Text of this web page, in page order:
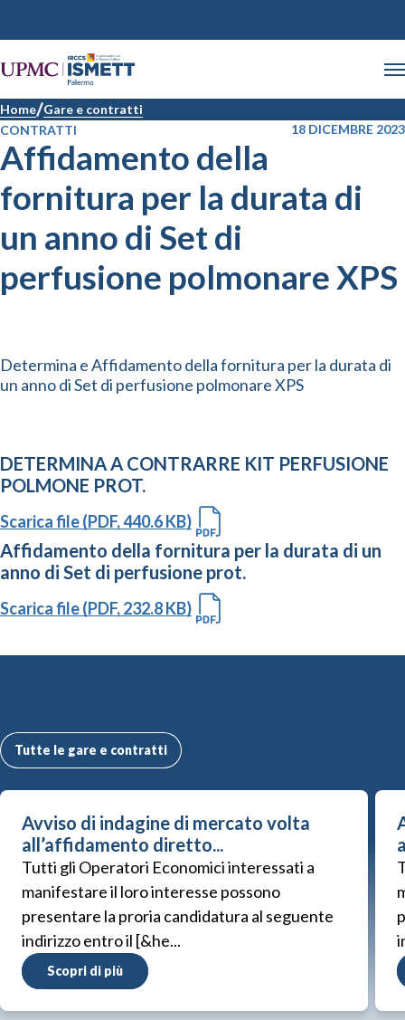
Home Gare e contratti
CONTRATTI
18 DICEMBRE 2023
Affidamento della
fornitura per la durata di
un anno di Set di
perfusione polmonare XPS
Determina e Affidamento della fornitura per la durata di
un anno di Set di perfusione polmonare XPS
DETERMINA A CONTRARRE KIT PERFUSIONE
POLMONE PROT.
Scarica file (PDF, 440.6 KB)
Affidamento della fornitura per la durata di un
anno di Set di perfusione prot.
Scarica file (PDF, 232.8 KB)
Tutte le gare e contratti
Avviso di indagine di mercato volta
all’affidamento diretto...
Tutti gli Operatori Economici interessati a
manifestare il loro interesse possono
presentare la proria candidatura al seguente
indirizzo entro il [&he...
Scopri di più